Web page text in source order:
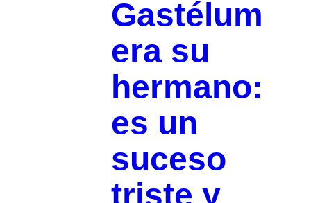
Gastélum
era su
hermano:
es un
suceso
triste y